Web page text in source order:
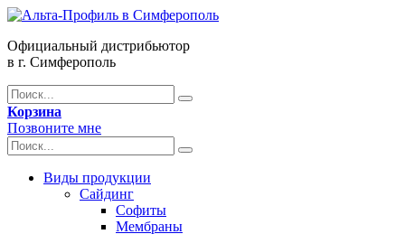
Официальный дистрибьютор
в г. Симферополь
Корзина
Позвоните мне
Виды продукции
Сайдинг
Софиты
Мембраны